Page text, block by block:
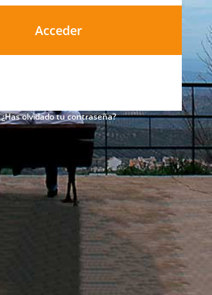
¿Has olvidado tu contraseña?